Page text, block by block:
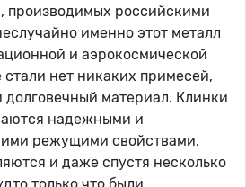
производимых российскими
именно этот металл
и аэрокосмической
стали нет никаких примесей,
долговечный материал. Клинки
надежными и
режущими свойствами.
и даже спустя несколько